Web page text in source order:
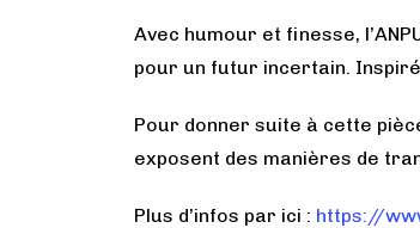
Avec humour et finesse,
pour un futur incertain.
Pour donner suite à cette
exposent des manières de
Plus d’infos par ici : https://